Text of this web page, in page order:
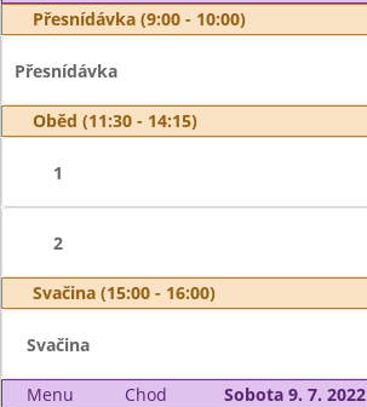
Přesnídávka (9:00 - 10:00)
Přesnídávka
Oběd (11:30 - 14:15)
1
2
Svačina (15:00 - 16:00)
Svačina
Menu Chod
Sobota 9. 7. 2022